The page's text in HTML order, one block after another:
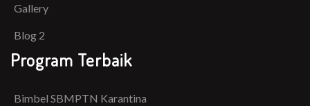
Gallery
Blog 2
Program Terbaik
Bimbel SBMPTN Karantina